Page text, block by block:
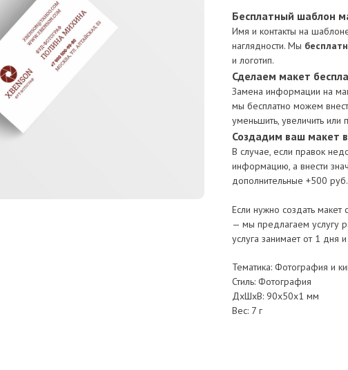
Бесплатный шаблон
Имя и контакты на
наглядности. Мы
и логотип.
Сделаем макет
Замена информации на
мы бесплатно можем
уменьшить, увеличить или
Создадим ваш макет
В случае, если правок
информацию, а внести
дополнительные +500 руб.
Если нужно создать
— мы предлагаем услугу
услуга занимает от 1 дня
Тематика: Фотография и
Стиль: Фотография
ДxШxВ: 90x50x1 мм
Вес: 7 г